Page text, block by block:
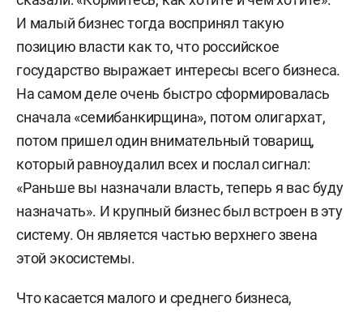
И малый бизнес тогда воспринял такую
позицию власти как то, что российское
государство выражает интересы всего бизнеса.
На самом деле очень быстро сформировалась
сначала «семибанкирщина», потом олигархат,
потом пришел один внимательный товарищ,
который равноудалил всех и послал сигнал:
«Раньше вы назначали власть, теперь я вас буду
назначать». И крупный бизнес был встроен в эту
систему. Он является частью верхнего звена
этой экосистемы.
Что касается малого и среднего бизнеса,